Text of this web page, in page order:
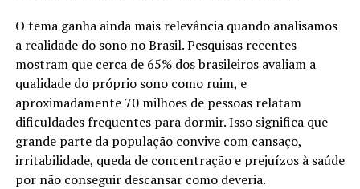
O tema ganha ainda mais relevância quando analisamos
a realidade do sono no Brasil. Pesquisas recentes
mostram que cerca de 65% dos brasileiros avaliam a
qualidade do próprio sono como ruim, e
aproximadamente 70 milhões de pessoas relatam
dificuldades frequentes para dormir. Isso significa que
grande parte da população convive com cansaço,
irritabilidade, queda de concentração e prejuízos à saúde
por não conseguir descansar como deveria.